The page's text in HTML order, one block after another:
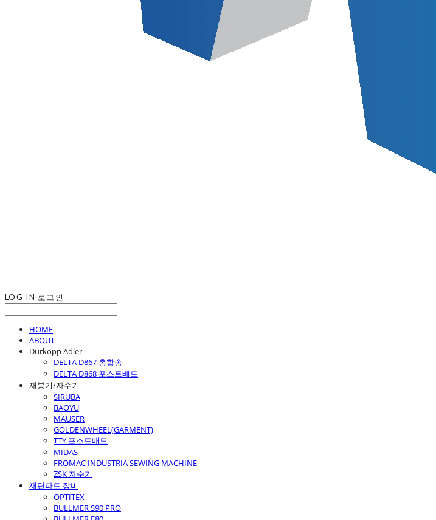
LOG IN 로그인
HOME
ABOUT
Durkopp Adler
DELTA D867 총합송
DELTA D868 포스트베드
재봉기/자수기
SIRUBA
BAOYU
MAUSER
GOLDENWHEEL(GARMENT)
TTY 포스트배드
MIDAS
FROMAC INDUSTRIA SEWING MACHINE
ZSK 자수기
재단파트 장비
OPTITEX
BULLMER S90 PRO